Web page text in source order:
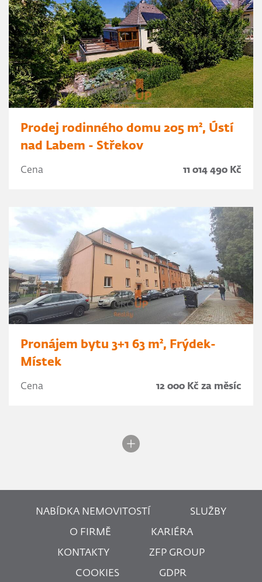
Prodej rodinného domu 205 m², Ústí
nad Labem - Střekov
Cena 11 014 490 Kč
Pronájem bytu 3+1 63 m², Frýdek-
Místek
Cena 12 000 Kč za měsíc
NABÍDKA NEMOVITOSTÍ SLUŽBY
O FIRMĚ KARIÉRA
KONTAKTY ZFP GROUP
COOKIES GDPR